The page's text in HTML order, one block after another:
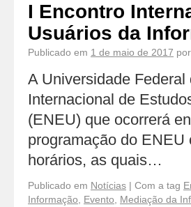
I Encontro
Usuários da
Publicado em 1 de maio de 2017 por
A Universidade
Internacional de
(ENEU) que ocorrerá
programação do
horários, as quais…
Publicado em Notícias | Com a tag
Informação
Evento Mediação da